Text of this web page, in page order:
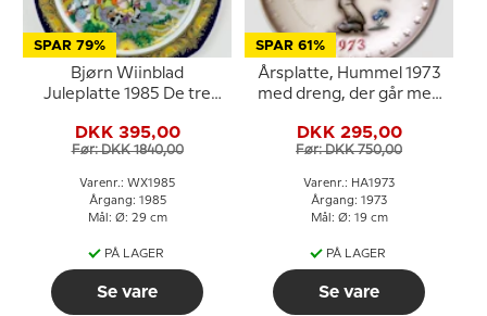
SPAR 79%
Bjørn Wiinblad
Juleplatte 1985 De tre
stjernen over Bethlehem
DKK 395,00
Før: DKK 1840,00
Varenr.: WX1985
Årgang: 1985
Mål: Ø: 29 cm
PÅ LAGER
Se vare
SPAR 61%
Årsplatte, Hummel 1973
med dreng, der går med
DKK 295,00
Før: DKK 750,00
Varenr.: HA1973
Årgang: 1973
Mål: Ø: 19 cm
PÅ LAGER
Se vare